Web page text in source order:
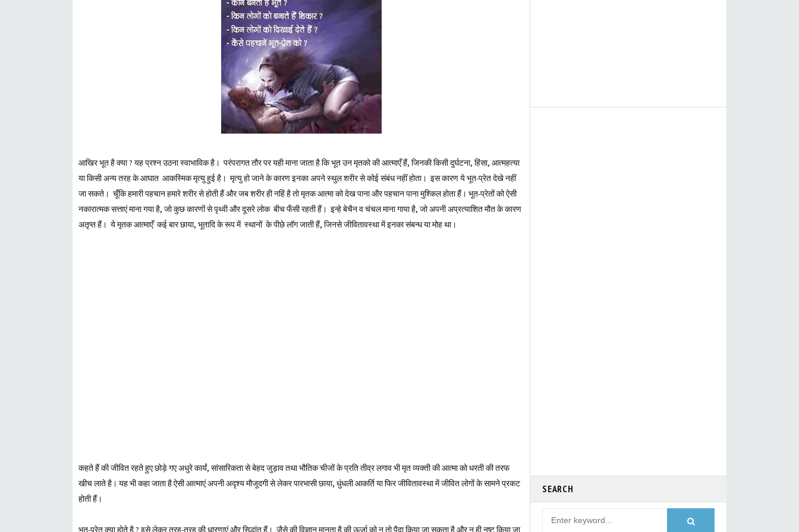
आखिर भूत है क्या ? यह प्रश्न उठना स्वाभाविक है। परंपरागत तौर पर यही माना जाता है कि भूत उन मृतको की आत्माएँ हैं, जिनकी किसी दुर्घटना, हिंसा, आत्महत्या
या किसी अन्य तरह के आघात आकस्मिक मृत्यु हुई है। मृत्यु हो जाने के कारण इनका अपने स्थुल शरीर से कोई संबंध नहीं होता। इस कारण ये भूत-प्रेत देखे नहीं
जा सकते। चूँकि हमारी पहचान हमारे शरीर से होती हैं और जब शरीर ही नहिं है तो मृतक आत्मा को देख पाना और पहचान पाना मुश्किल होता हैं। भूत-प्रेतों को ऐसी
नकारात्मक सत्ताएं माना गया है, जो कुछ कारणों से पृथ्वी और दूसरे लोक बीच फँसी रहती हैं। इन्हे बेचैन व चंचल माना गाया है, जो अपनी अप्रत्याशित मौत के कारण
अतृप्त हैं। ये मृतक आत्माएँ कई बार छाया, भूतादि के रूप में स्थानों के पीछे लॉग जाती हैं, जिनसे जीवितावस्था में इनका संबन्ध या मोह था।
कहते हैं की जीवित रहते हुए छोड़े गए अधुरे कार्यं, सांसारिकता से बेहद जुड़ाव तथा भौतिक चीजों के प्रति तीव्र लगाव भी मृत व्यक्ती की आत्मा को धरती की तरफ
खीच लाते है। यह भी कहा जाता है ऐसी आत्माएं अपनी अदृश्य मौजूदगी से लेकर पारभासी छाया, धुंधली आकर्ति या फिर जीवितावस्था में जीवित लोगों के सामने प्रकट
होती हैं।
भूत-प्रेत क्या होते है ? इसे लेकर तरह-तरह की धारणाएं और सिद्धांत हैं। जैसे की विज्ञान मानता है की ऊर्जा को न तो पैदा किया जा सकता है और न ही नष्ट किया जा
SEARCH